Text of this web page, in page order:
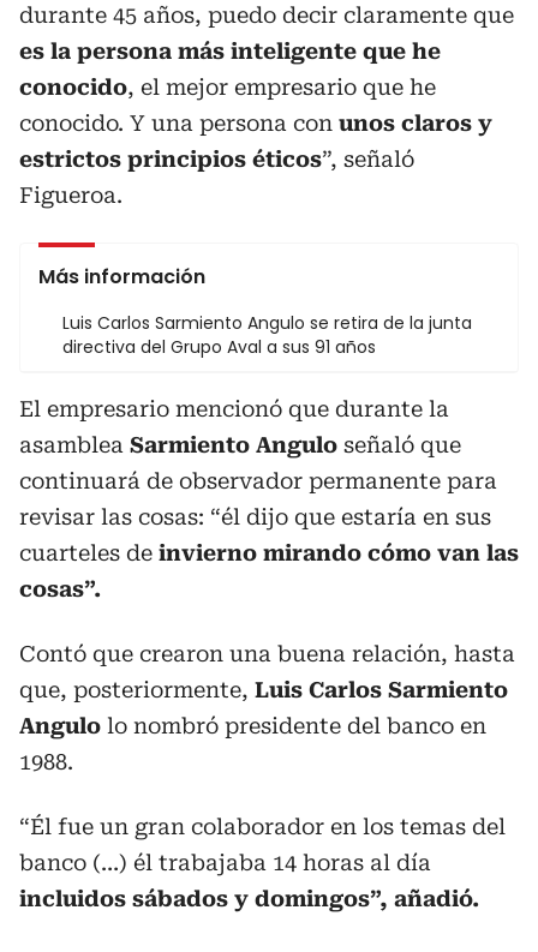
durante 45 años, puedo decir claramente que
es la persona más inteligente que he
conocido, el mejor empresario que he
conocido. Y una persona con unos claros y
estrictos principios éticos”, señaló
Figueroa.
Más información
Luis Carlos Sarmiento Angulo se retira de la junta
directiva del Grupo Aval a sus 91 años
El empresario mencionó que durante la
asamblea Sarmiento Angulo señaló que
continuará de observador permanente para
revisar las cosas: “él dijo que estaría en sus
cuarteles de invierno mirando cómo van las
cosas”.
Contó que crearon una buena relación, hasta
que, posteriormente, Luis Carlos Sarmiento
Angulo lo nombró presidente del banco en
1988.
“Él fue un gran colaborador en los temas del
banco (…) él trabajaba 14 horas al día
incluidos sábados y domingos”, añadió.